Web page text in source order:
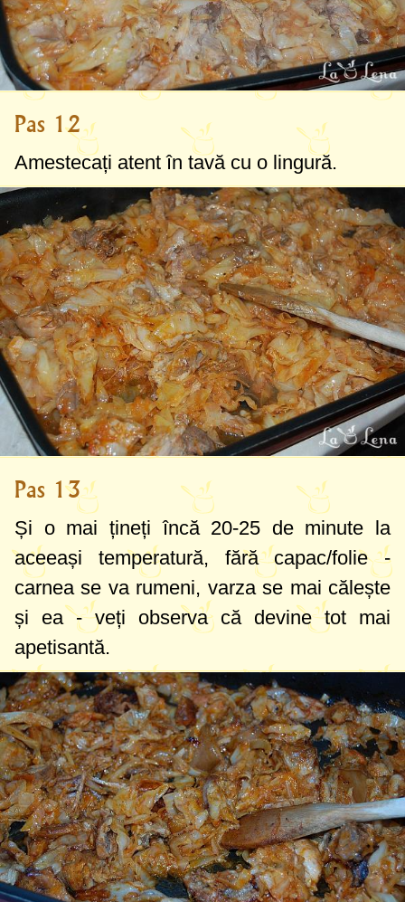
Pas 12
Amestecați atent în tavă cu o lingură.
Pas 13
Și o mai țineți încă 20-25 de minute la
aceeași temperatură, fără capac/folie -
carnea se va rumeni, varza se mai călește
și ea - veți observa că devine tot mai
apetisantă.